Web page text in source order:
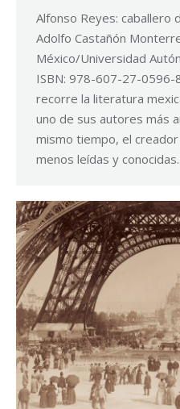
Alfonso Reyes: caballero
Adolfo Castañón
México/Universidad
ISBN: 978-607-27-0596-
recorre la literatura
uno de sus autores más
mismo tiempo, el
menos leídas y